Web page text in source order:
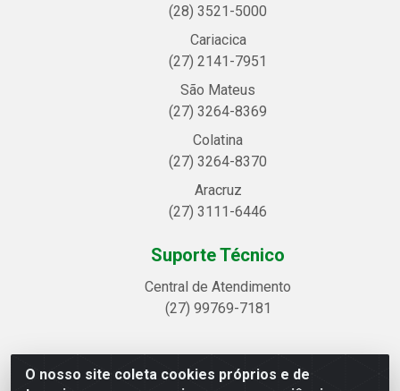
O nosso site coleta cookies próprios e de
(28) 3521-5000
Cariacica
(27) 2141-7951
São Mateus
(27) 3264-8369
Colatina
(27) 3264-8370
Aracruz
(27) 3111-6446
Suporte Técnico
Central de Atendimento
(27) 99769-7181
Linhavix Distribuidora LTDA - Avenida Alegre, 2521 -